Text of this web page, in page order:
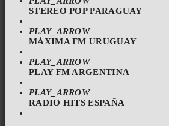
STEREO POP PARAGUAY
PLAY_ARROW
MÁXIMA FM URUGUAY
PLAY_ARROW
PLAY FM ARGENTINA
PLAY_ARROW
RADIO HITS ESPAÑA